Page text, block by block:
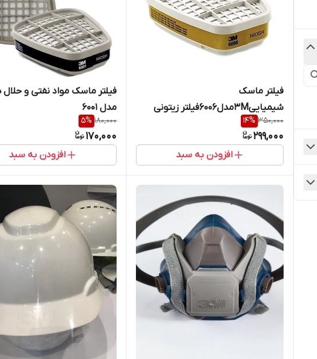
فیلتر ماسک
شیمیایی3Mمدل۶۰۰۶فیلتر زیتونی
350,000
14%
299,000
افزودن به سبد
مدل ۶۰۰۱
180,000
5%
170,000
افزودن به سبد